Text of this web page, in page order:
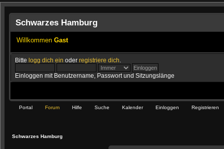
Schwarzes Hamburg
Willkommen Gast
Bittelogg dich ein oderregistriere dich
Einloggen mit Benutzername, Passwort und Sitzungslänge
Portal Forum Hilfe Suche Kalender Einloggen Registrieren
Schwarzes Hamburg